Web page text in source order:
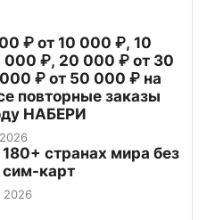
₽ от 10 000 ₽, 10
000 ₽, 20 000 ₽ от 30
₽ от 50 000 ₽ на
повторные заказы
НАБЕРИ
странах мира без
сим-карт
2026